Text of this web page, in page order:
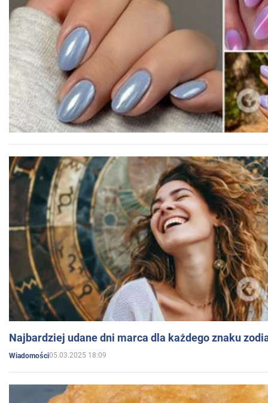
Najbardziej udane dni marca dla każdego znaku
Wiadomości05.03.2025 18:09